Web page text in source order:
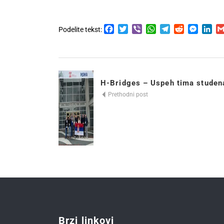
Podelite tekst: Facebook
Twitter
Viber WhatsApp
TelegramReddit
H-Bridges – Uspeh tima
Prethodni post
Brzi linkovi